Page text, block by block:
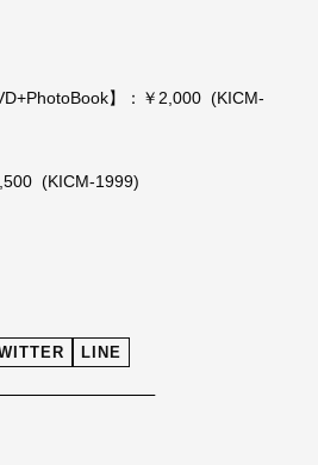
】：￥2,000 (KICM-
(KICM-1999)
LINE